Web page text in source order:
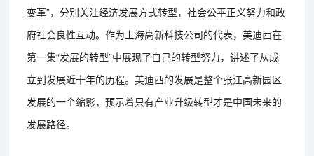
变革”，分别关注经济发展方式转型，社会公平正义努力和政
府社会良性互动。作为上海高新科技公司的代表，美迪西在
第一集“发展的转型”中展现了自己的转型努力，讲述了从成
立到发展近十年的历程。美迪西的发展是整个张江高新园区
发展的一个缩影，预示着只有产业升级转型才是中国未来的
发展路径。